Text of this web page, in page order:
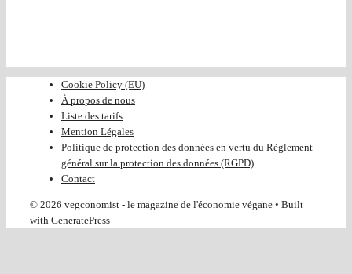
Cookie Policy (EU)
À propos de nous
Liste des tarifs
Mention Légales
Politique de protection des données en vertu du Règlement
général sur la protection des données (RGPD)
Contact
© 2026 vegconomist - le magazine de l'économie végane • Built
with GeneratePress